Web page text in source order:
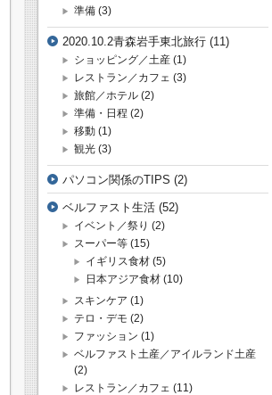
準備 (3)
2020.10.2青森岩手東北旅行 (11)
ショッピング／土産 (1)
レストラン／カフェ (3)
旅館／ホテル (2)
準備・日程 (2)
移動 (1)
観光 (3)
パソコン関係のTIPS (2)
ベルファスト生活 (52)
イベント／祭り (2)
スーパー等 (15)
イギリス食材 (5)
日本アジア食材 (10)
スキンケア (1)
テロ・デモ (2)
ファッション (1)
ベルファスト土産／アイルランド土産
(2)
レストラン／カフェ (11)